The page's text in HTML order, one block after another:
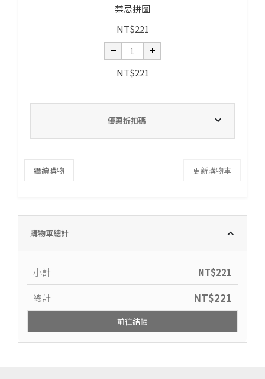
禁忌拼圖
NT$221
NT$221
優惠折扣碼
繼續購物 更新購物車
購物車總計
小計 NT$221
總計 NT$221
前往結帳